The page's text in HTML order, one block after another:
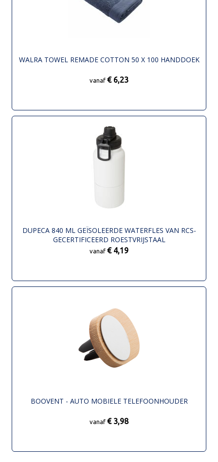
WALRA TOWEL REMADE COTTON 50 X 100 HANDDOEK
vanaf € 6,23
DUPECA 840 ML GEÏSOLEERDE WATERFLES VAN RCS-
GECERTIFICEERD ROESTVRIJSTAAL
vanaf € 4,19
BOOVENT - AUTO MOBIELE TELEFOONHOUDER
vanaf € 3,98